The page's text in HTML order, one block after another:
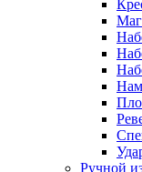
Ручной